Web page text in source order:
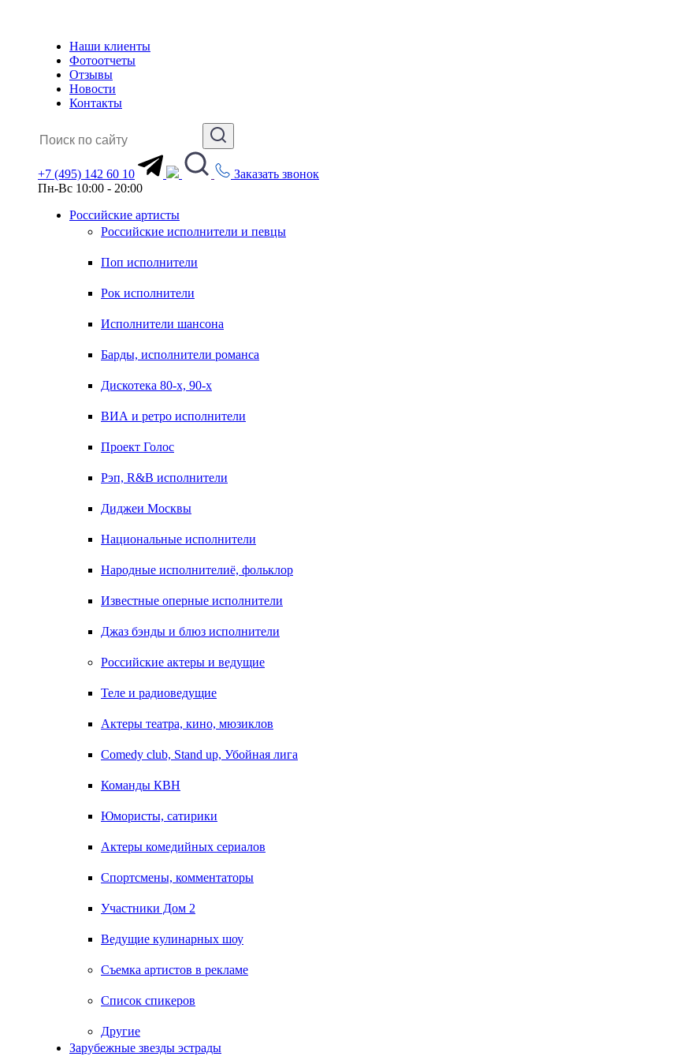
Наши клиенты
Фотоотчеты
Отзывы
Новости
Контакты
+7 (495) 142 60 10
Заказать звонок
Пн-Вс 10:00 - 20:00
Российские артисты
Российские исполнители и певцы
Поп исполнители
Рок исполнители
Исполнители шансона
Барды, исполнители романса
Дискотека 80-х, 90-х
ВИА и ретро исполнители
Проект Голос
Рэп, R&B исполнители
Диджеи Москвы
Национальные исполнители
Народные исполнителиё, фольклор
Известные оперные исполнители
Джаз бэнды и блюз исполнители
Российские актеры и ведущие
Теле и радиоведущие
Актеры театра, кино, мюзиклов
Comedy club, Stand up, Убойная лига
Команды КВН
Юмористы, сатирики
Актеры комедийных сериалов
Спортсмены, комментаторы
Участники Дом 2
Ведущие кулинарных шоу
Съемка артистов в рекламе
Список спикеров
Другие
Зарубежные звезды эстрады